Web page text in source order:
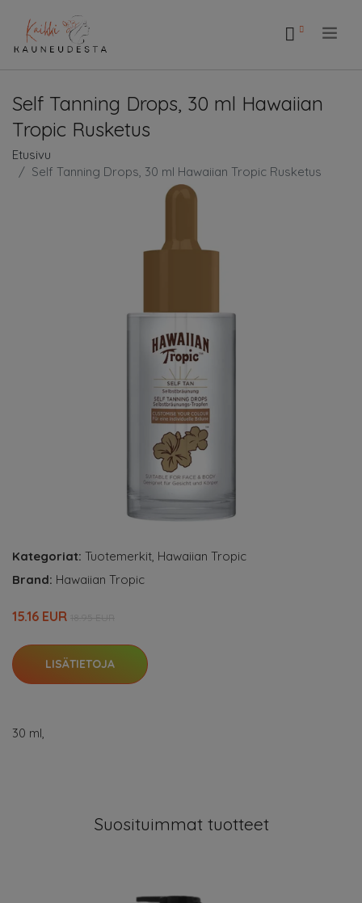
Self Tanning Drops, 30 ml Hawaiian
Tropic Rusketus
Etusivu
Self Tanning Drops, 30 ml Hawaiian Tropic Rusketus
Kategoriat: Tuotemerkit, Hawaiian Tropic
Brand: Hawaiian Tropic
15.16 EUR
LISÄTIETOJA
30 ml,
Suosituimmat tuotteet